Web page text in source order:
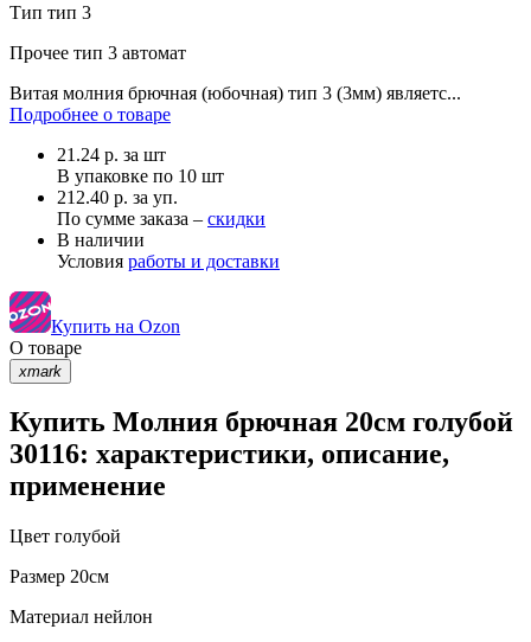
Тип тип 3
Прочее тип 3 автомат
Витая молния брючная (юбочная) тип 3 (3мм) являетс...
Подробнее о товаре
21.24 р. за шт
В упаковке по 10 шт
212.40 р. за уп.
По сумме заказа – скидки
В наличии
Условия работы и доставки
Купить на Ozon
О товаре
xmark
Купить Молния брючная 20см голубой
30116: характеристики, описание,
применение
Цвет голубой
Размер 20см
Материал нейлон